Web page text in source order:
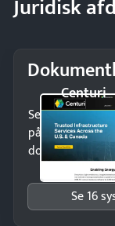
Juridisk
Centuri
Send
på minutter og
dokumenter.
Se 16